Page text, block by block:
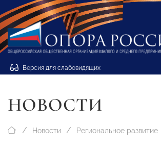
Версия для слабовидящих
НОВОСТИ
Новости Региональное развитие